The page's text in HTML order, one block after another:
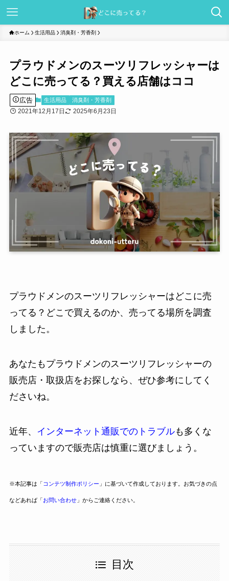
ホーム 生活用品 消臭剤・芳香剤
プラウドメンのスーツリフレッシャーは
どこに売ってる？買える店舗はココ
広告 生活用品 消臭剤・芳香剤
2021年12月17日 2025年6月23日
プラウドメンのスーツリフレッシャーはどこに売
ってる？どこで買えるのか、売ってる場所を調査
しました。
あなたもプラウドメンのスーツリフレッシャーの
販売店・取扱店をお探しなら、ぜひ参考にしてく
ださいね。
近年、 インターネット通販でのトラブルも多くな
っていますので販売店は慎重に選びましょう。
※本記事は「 コンテツ制作ポリシー 」に基づいて作成しております。お気づきの点
などあれば「お問い合わせ」からご連絡ください。
目次